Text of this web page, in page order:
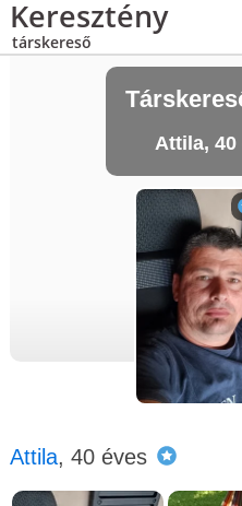
Keresztény
társkereső
Attila, 40
Attila, 40 éves